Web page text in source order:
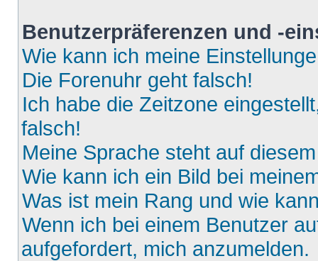
Benutzerpräferenzen und -
Wie kann ich meine
Die Forenuhr geht falsch!
Ich habe die Zeitzone
falsch!
Meine Sprache steht auf
Wie kann ich ein Bild bei
Was ist mein Rang und wie
Wenn ich bei einem Benutzer
aufgefordert, mich anzumelden.